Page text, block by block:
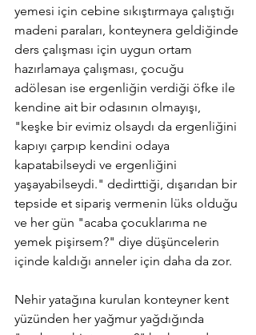
yemesi için cebine sıkıştırmaya çalıştığı
madeni paraları, konteynera geldiğinde
ders çalışması için uygun ortam
hazırlamaya çalışması, çocuğu
adölesan ise ergenliğin verdiği öfke ile
kendine ait bir odasının olmayışı,
"keşke bir evimiz olsaydı da ergenliğini
kapıyı çarpıp kendini odaya
kapatabilseydi ve ergenliğini
yaşayabilseydi." dedirttiği, dışarıdan bir
tepside et sipariş vermenin lüks olduğu
ve her gün "acaba çocuklarıma ne
yemek pişirsem?" diye düşüncelerin
içinde kaldığı anneler için daha da zor.
Nehir yatağına kurulan konteyner kent
yüzünden her yağmur yağdığında